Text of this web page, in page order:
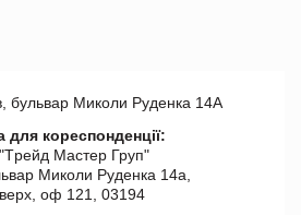
бульвар Миколи Руденка 14А
для кореспонденції:
Мастер Груп"
Миколи Руденка 14а,
оф 121, 03194